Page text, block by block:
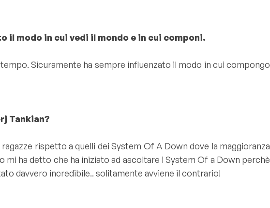
il modo in cui vedi il mondo e in cui componi.
Sicuramente ha sempre influenzato il modo in cui compongo
Tankian?
rispetto a quelli dei System Of A Down dove la maggioranza
mi ha detto che ha iniziato ad ascoltare i System Of a Down perchè
davvero incredibile.. solitamente avviene il contrario!